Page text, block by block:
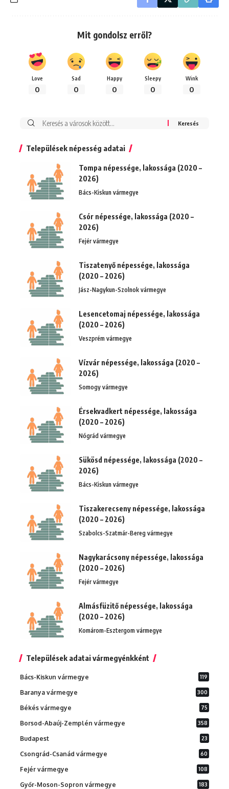
Mit gondolsz erről?
Love
0
Sad
0
Happy
0
Sleepy
0
Wink
0
Keresés:
Települések népesség adatai
Tompa népessége, lakossága (2020 –
2026)
Bács-Kiskun vármegye
Csór népessége, lakossága (2020 –
2026)
Fejér vármegye
Tiszatenyő népessége, lakossága
(2020 – 2026)
Jász-Nagykun-Szolnok vármegye
Lesencetomaj népessége, lakossága
(2020 – 2026)
Veszprém vármegye
Vízvár népessége, lakossága (2020 –
2026)
Somogy vármegye
Érsekvadkert népessége, lakossága
(2020 – 2026)
Nógrád vármegye
Sükösd népessége, lakossága (2020 –
2026)
Bács-Kiskun vármegye
Tiszakerecseny népessége, lakossága
(2020 – 2026)
Szabolcs-Szatmár-Bereg vármegye
Nagykarácsony népessége, lakossága
(2020 – 2026)
Fejér vármegye
Almásfüzitő népessége, lakossága
(2020 – 2026)
Komárom-Esztergom vármegye
Települések adatai vármegyénkként
Bács-Kiskun vármegye 119
Baranya vármegye 300
Békés vármegye 75
Borsod-Abaúj-Zemplén vármegye 358
Budapest 23
Csongrád-Csanád vármegye 60
Fejér vármegye 108
Győr-Moson-Sopron vármegye 183